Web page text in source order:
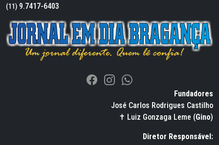
(11) 9.7417-6403
Fundadores
José Carlos Rodrigues Castilho
✝ Luiz Gonzaga Leme (Gino)
Diretor Responsável: